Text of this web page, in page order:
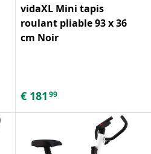
vidaXL Mini tapis
roulant pliable 93 x 36
cm Noir
€ 181 99